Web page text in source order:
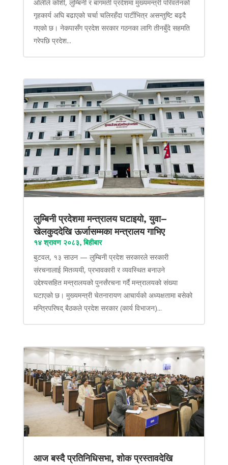
ओलीले कोशी, लुम्बिनी र बागमती प्रदेशमा मुख्यमन्त्री परिवर्तनको
गृहकार्य अघि बढाएको चर्चा चलिरहँदा पार्टीभित्र असन्तुष्टि बढ्दै
गएको छ। नेकपासँग प्रदेश सरकार गठनका लागि तीनबुँदे सहमति
गरेपछि प्रदेश...
लुम्बिनी प्रदेशमा मन्त्रालय घटाइयो, युवा–
खेलकुददेखि ऊर्जासम्मका मन्त्रालय गाभिए
१४ श्रावण २०८३, बिहीबार
बुटवल, १३ साउन — लुम्बिनी प्रदेश सरकारले सरकारी
संरचनालाई मितव्ययी, प्रभावकारी र व्यवस्थित बनाउने
उद्देश्यसहित मन्त्रालयको पुनर्संरचना गर्दै मन्त्रालयको संख्या
घटाएको छ। मुख्यमन्त्री चेतनारायण आचार्यको अध्यक्षतामा बसेको
मन्त्रिपरिषद् बैठकले प्रदेश सरकार (कार्य विभाजन)...
आज बस्दै प्रतिनिधिसभा, शोक प्रस्तावदेखि